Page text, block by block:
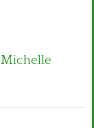
Michelle